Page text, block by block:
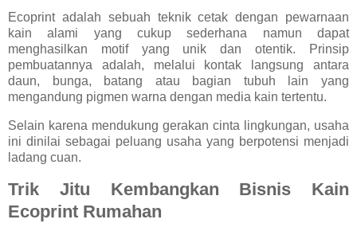
Ecoprint adalah sebuah teknik cetak dengan pewarnaan
kain alami yang cukup sederhana namun dapat
menghasilkan motif yang unik dan otentik. Prinsip
pembuatannya adalah, melalui kontak langsung antara
daun, bunga, batang atau bagian tubuh lain yang
mengandung pigmen warna dengan media kain tertentu.
Selain karena mendukung gerakan cinta lingkungan, usaha
ini dinilai sebagai peluang usaha yang berpotensi menjadi
ladang cuan.
Trik Jitu Kembangkan Bisnis Kain
Ecoprint Rumahan